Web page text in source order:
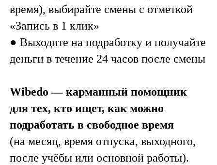
время), выбирайте смены с отметкой
«Запись в 1 клик»
● Выходите на подработку и получайте
деньги в течение 24 часов после смены
Wibedo — карманный помощник
для тех, кто ищет, как можно
подработать в свободное время
(на месяц, время отпуска, выходного,
после учёбы или основной работы).